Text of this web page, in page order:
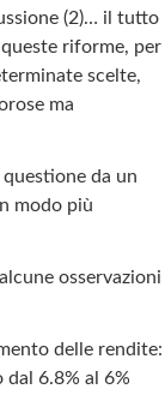
(2)… il tutto
riforme, per
scelte,
ma
da un
modo più
osservazioni
delle rendite:
6.8% al 6%